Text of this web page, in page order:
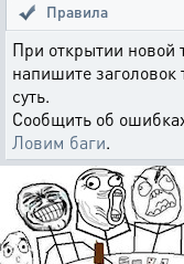
Правила
При открытии новой
напишите
суть.
Сообщить об
Ловим баги.